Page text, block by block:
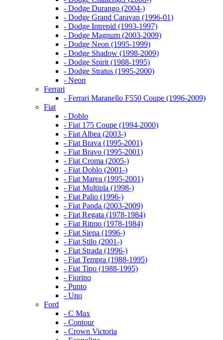
- Dodge Durango (2004-)
- Dodge Grand Caravan (1996-01)
- Dodge Intrepid (1993-1997)
- Dodge Magnum (2003-2009)
- Dodge Neon (1995-1999)
- Dodge Shadow (1998-2009)
- Dodge Spirit (1988-1995)
- Dodge Stratus (1995-2000)
- Neon
Ferrari
- Ferrari Maranello F550 Coupe (1996-2009)
Fiat
- Doblo
- Fiat 175 Coupe (1994-2000)
- Fiat Albea (2003-)
- Fiat Brava (1995-2001)
- Fiat Bravo (1995-2001)
- Fiat Croma (2005-)
- Fiat Doblo (2001-)
- Fiat Marea (1995-2001)
- Fiat Multipla (1998-)
- Fiat Palio (1996-)
- Fiat Panda (2003-2009)
- Fiat Regata (1978-1984)
- Fiat Ritmo (1978-1984)
- Fiat Siena (1996-)
- Fiat Stilo (2001-)
- Fiat Strada (1996-)
- Fiat Tempra (1988-1995)
- Fiat Tipo (1988-1995)
- Fiorino
- Punto
- Uno
Ford
- C Max
- Contour
- Crown Victoria